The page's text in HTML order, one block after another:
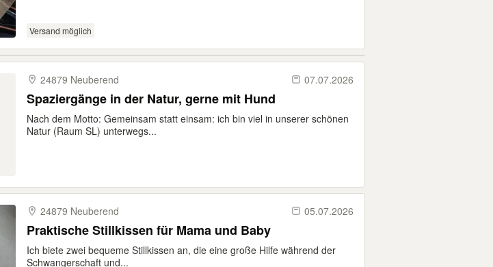
Versand möglich
24879 Neuberend 07.07.2026
Spaziergänge in der Natur, gerne mit Hund
Nach dem Motto: Gemeinsam statt einsam: ich bin viel in unserer schönen
Natur (Raum SL) unterwegs...
24879 Neuberend 05.07.2026
Praktische Stillkissen für Mama und Baby
Ich biete zwei bequeme Stillkissen an, die eine große Hilfe während der
Schwangerschaft und...